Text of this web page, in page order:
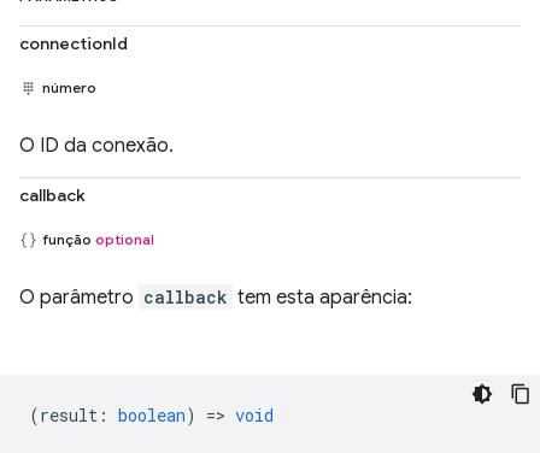
connectionId
número
O ID da conexão.
callback
função optional
O parâmetro callback tem esta aparência:
(result : boolean) => void